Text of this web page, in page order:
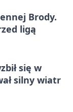
Brody.
ligą
się w
silny wiatr